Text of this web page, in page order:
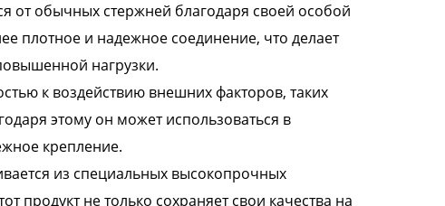
от обычных стержней благодаря своей особой
плотное и надежное соединение, что делает
нагрузки.
к воздействию внешних факторов, таких
этому он может использоваться в
крепление.
из специальных высокопрочных
продукт не только сохраняет свои качества на